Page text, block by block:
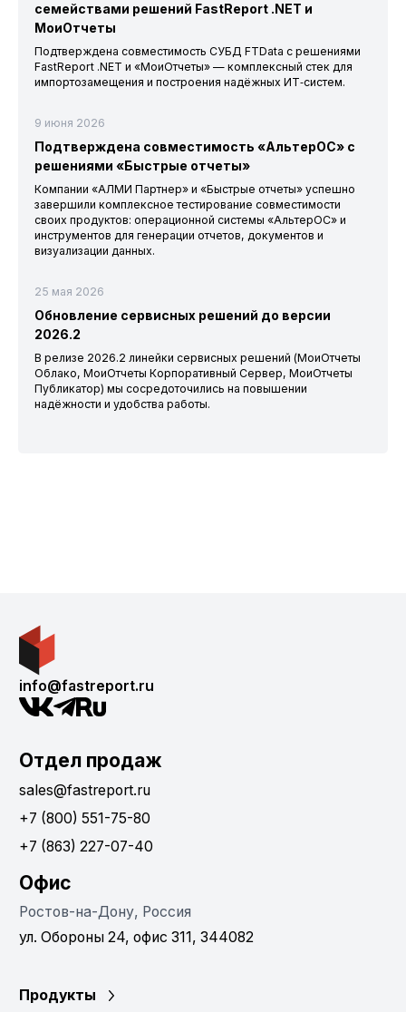
семействами решений FastReport .NET и
МоиОтчеты
Подтверждена совместимость СУБД FTData с решениями
FastReport .NET и «МоиОтчеты» — комплексный стек для
импортозамещения и построения надёжных ИТ‑систем.
9 июня 2026
Подтверждена совместимость «АльтерОС» с
решениями «Быстрые отчеты»
Компании «АЛМИ Партнер» и «Быстрые отчеты» успешно
завершили комплексное тестирование совместимости
своих продуктов: операционной системы «АльтерОС» и
инструментов для генерации отчетов, документов и
визуализации данных.
25 мая 2026
Обновление сервисных решений до версии
2026.2
В релизе 2026.2 линейки сервисных решений (МоиОтчеты
Облако, МоиОтчеты Корпоративный Сервер, МоиОтчеты
Публикатор) мы сосредоточились на повышении
надёжности и удобства работы.
info@fastreport.ru
Отдел продаж
sales@fastreport.ru
+7 (800) 551-75-80
+7 (863) 227-07-40
Офис
Ростов-на-Дону, Россия
ул. Обороны 24, офис 311, 344082
Продукты